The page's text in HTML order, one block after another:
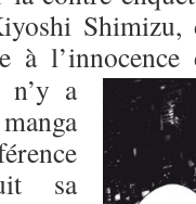
Shimizu,
à
n’y a
sa